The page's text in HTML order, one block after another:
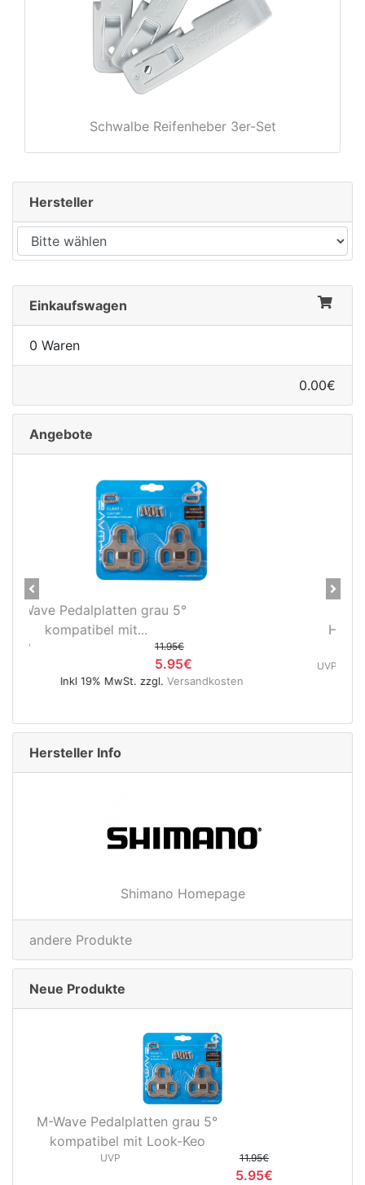
Schwalbe Reifenheber 3er-Set
Hersteller
Einkaufswagen
0 Waren
0.00€
Angebote
Novatec X-Light Disc
Hinterradnabe Boost CL
(12x148...
89.95€
49.95€
Previous Next
Hersteller Info
Shimano Homepage
andere Produkte
Neue Produkte
M-Wave Pedalplatten grau 5°
kompatibel mit Look-Keo
UVP 11.95€
5.95€